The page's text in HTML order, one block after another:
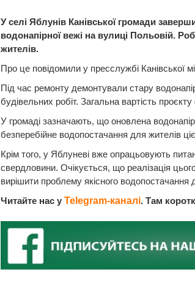
У селі Яблунів Канівської громади
водонапірної вежі на вулиці Польовій.
жителів.
Про це повідомили у пресслужбі Канівської
Під час ремонту демонтували стару
будівельних робіт. Загальна вартість
У громаді зазначають, що оновлена
безперебійне водопостачання для жителів
Крім того, у Яблуневі вже опрацьовують
свердловини. Очікується, що реалізація
вирішити проблему якісного водопостачання
Читайте нас у Telegram-каналі. Там